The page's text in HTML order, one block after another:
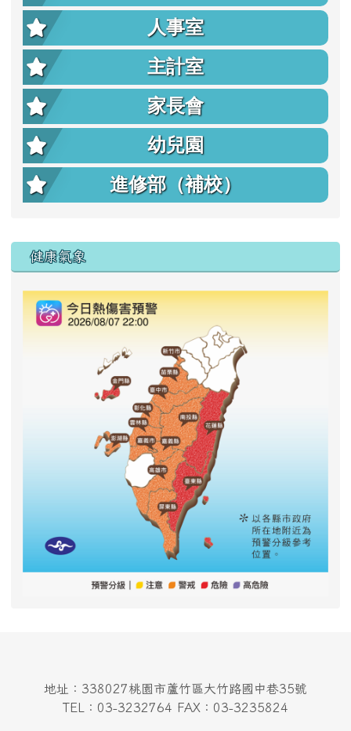
人事室
主計室
家長會
幼兒園
進修部（補校）
右邊區域內容
健康氣象
地址：338027桃園市蘆竹區大竹路國中巷35號
TEL：03-3232764 FAX：03-3235824